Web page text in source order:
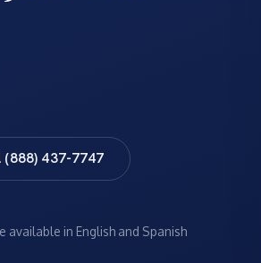
(888) 437-7747
available in English and Spanish